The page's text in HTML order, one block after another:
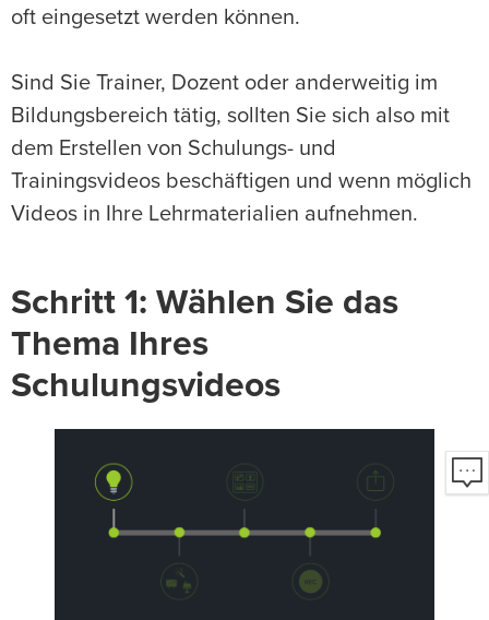
oft eingesetzt werden können.
Sind Sie Trainer, Dozent oder anderweitig im
Bildungsbereich tätig, sollten Sie sich also mit
dem Erstellen von Schulungs- und
Trainingsvideos beschäftigen und wenn möglich
Videos in Ihre Lehrmaterialien aufnehmen.
Schritt 1: Wählen Sie das
Thema Ihres
Schulungsvideos